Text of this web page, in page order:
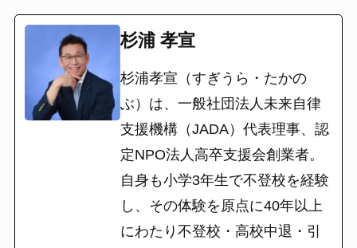
杉浦 孝宣
杉浦孝宣（すぎうら・たかの
ぶ）は、一般社団法人未来自律
支援機構（JADA）代表理事、認
定NPO法人高卒支援会創業者。
自身も小学3年生で不登校を経験
し、その体験を原点に40年以上
にわたり不登校・高校中退・引